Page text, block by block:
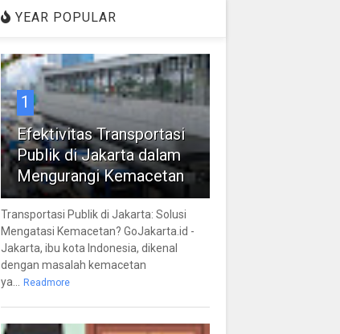
YEAR POPULAR
1
Efektivitas Transportasi
Publik di Jakarta dalam
Mengurangi Kemacetan
Transportasi Publik di Jakarta: Solusi
Mengatasi Kemacetan? GoJakarta.id -
Jakarta, ibu kota Indonesia, dikenal
dengan masalah kemacetan
ya... Readmore